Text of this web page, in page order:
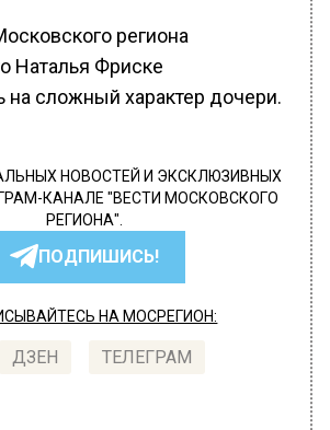
региона
Наталья Фриске
на сложный характер дочери.
НОВОСТЕЙ И ЭКСКЛЮЗИВНЫХ
КАНАЛЕ "ВЕСТИ МОСКОВСКОГО
РЕГИОНА".
ПОДПИШИСЬ!
НА МОСРЕГИОН:
ДЗЕН ТЕЛЕГРАМ